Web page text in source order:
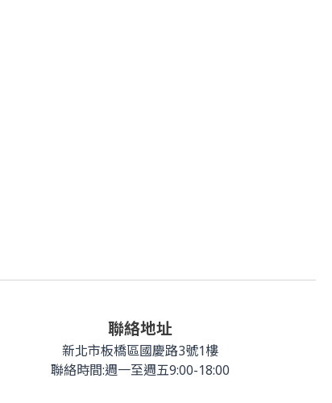
聯絡地址
新北市板橋區國慶路3號1樓
聯絡時間:週一至週五9:00-18:00